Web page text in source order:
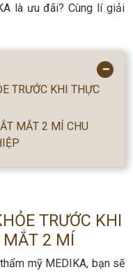
là ưu đãi? Cùng lí giải
−
TRƯỚC KHI THỰC
MẮT 2 MÍ CHU
TRƯỚC KHI
MẮT 2 MÍ
mỹ MEDIKA, bạn sẽ